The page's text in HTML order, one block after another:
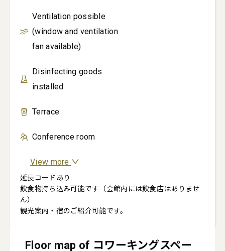
Ventilation possible
(window and ventilation
fan available)
Disinfecting goods
installed
Terrace
Conference room
View more
延長コードあり
飲食物持ち込み可能です（会館内には飲食店はありませ
ん）
Floor map of コワーキングスペー